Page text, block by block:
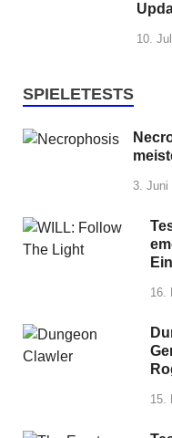
10.
SPIELETESTS
3. Juni
16.
15.